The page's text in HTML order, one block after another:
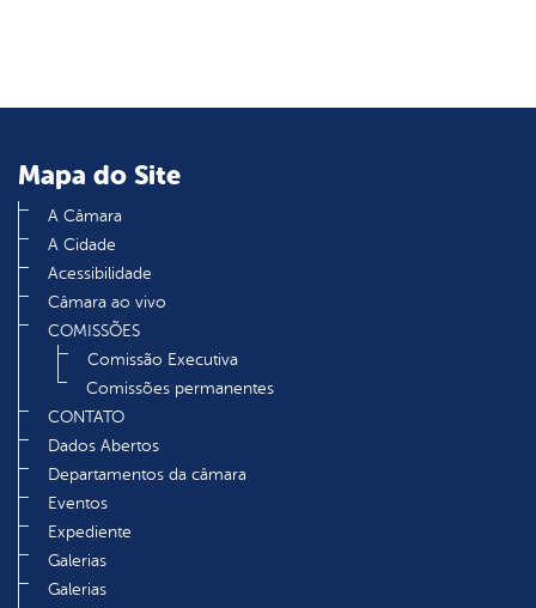
Mapa do Site
A Câmara
A Cidade
Acessibilidade
Câmara ao vivo
COMISSÕES
Comissão Executiva
Comissões permanentes
CONTATO
Dados Abertos
Departamentos da câmara
Eventos
Expediente
Galerias
Galerias